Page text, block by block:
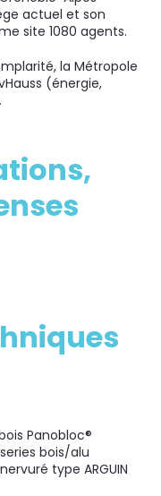
actuel et son
site 1080 agents.
la Métropole
(énergie,
Panobloc®
bois/alu
type ARGUIN